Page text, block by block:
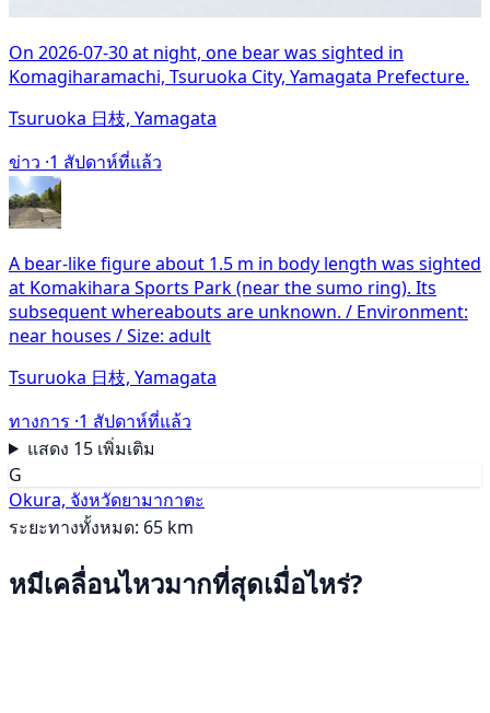
On 2026-07-30 at night, one bear was sighted in
Komagiharamachi, Tsuruoka City, Yamagata Prefecture.
Tsuruoka 日枝, Yamagata
ข่าว ·1 สัปดาห์ที่แล้ว
A bear-like figure about 1.5 m in body length was sighted
at Komakihara Sports Park (near the sumo ring). Its
subsequent whereabouts are unknown. / Environment:
near houses / Size: adult
Tsuruoka 日枝, Yamagata
ทางการ ·1 สัปดาห์ที่แล้ว
แสดง 15 เพิ่มเติม
G
Okura, จังหวัดยามากาตะ
ระยะทางทั้งหมด: 65 km
หมีเคลื่อนไหวมากที่สุดเมื่อไหร่?